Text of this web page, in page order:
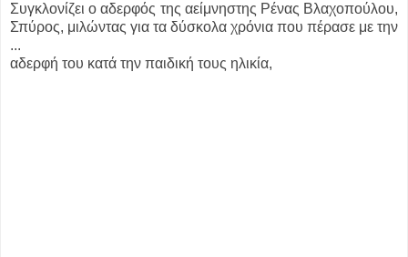
Συγκλονίζει ο αδερφός της αείμνηστης Ρένας Βλαχοπούλου,
Σπύρος, μιλώντας για τα δύσκολα χρόνια που πέρασε με την
...
αδερφή του κατά την παιδική τους ηλικία,